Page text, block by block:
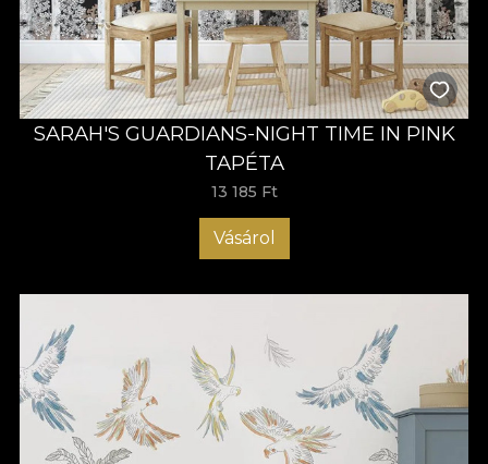
SARAH'S GUARDIANS-NIGHT TIME IN PINK
TAPÉTA
13 185 Ft
Vásárol